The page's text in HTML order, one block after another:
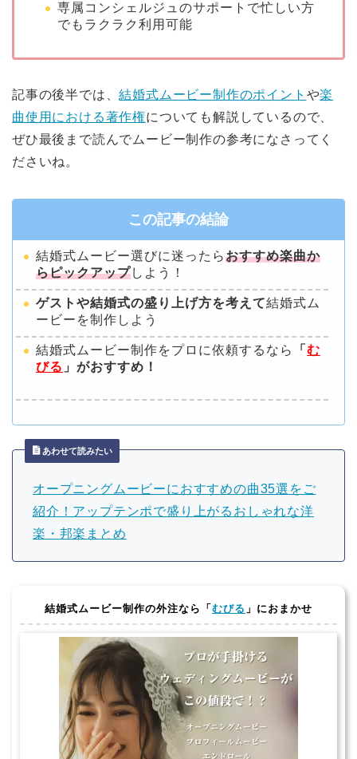
専属コンシェルジュのサポートで忙しい方
でもラクラク利用可能
記事の後半では、結婚式ムービー制作のポイント や楽
曲使用における著作権についても解説しているので、
ぜひ最後まで読んでムービー制作の参考になさってく
ださいね。
この記事の結論
結婚式ムービー選びに迷ったらおすすめ楽曲か
らピックアップしよう！
ゲストや結婚式の盛り上げ方を考えて結婚式ム
ービーを制作しよう
結婚式ムービー制作をプロに依頼するなら 「 む
びる 」がおすすめ！
あわせて読みたい
オープニングムービーにおすすめの曲35選をご
紹介！アップテンポで盛り上がるおしゃれな洋
楽・邦楽まとめ
結婚式ムービー制作の外注なら「むびる 」におまかせ